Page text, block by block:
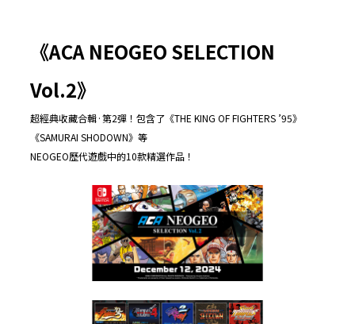
《ACA NEOGEO SELECTION
Vol.2》
超經典收藏合輯·第2彈！包含了《THE KING OF FIGHTERS ’95》
《SAMURAI SHODOWN》等
NEOGEO歷代遊戲中的10款精選作品！